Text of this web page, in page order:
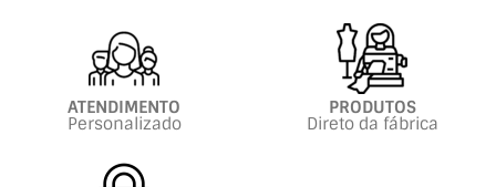
ATENDIMENTO
Personalizado
PRODUTOS
Direto da fábrica